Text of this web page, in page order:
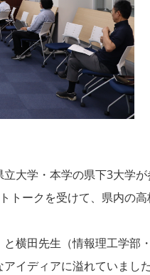
大学・本学の県下3大学
トークを受けて、県内の
横田先生（情報理工学
イディアに溢れていました